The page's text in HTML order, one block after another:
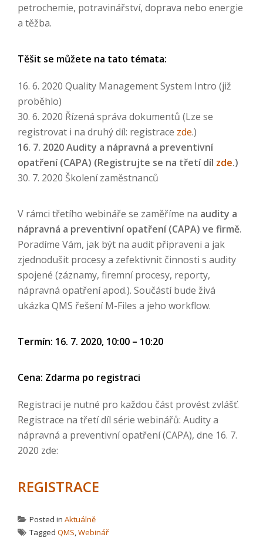
petrochemie, potravinářství, doprava nebo energie
a těžba.
Těšit se můžete na tato témata:
16. 6. 2020 Quality Management System Intro (již
proběhlo)
30. 6. 2020 Řízená správa dokumentů (Lze se
registrovat i na druhý díl: registrace zde.)
16. 7. 2020 Audity a nápravná a preventivní
opatření (CAPA) (Registrujte se na třetí díl zde.)
30. 7. 2020 Školení zaměstnanců
V rámci třetího webináře se zaměříme na audity a
nápravná a preventivní opatření (CAPA) ve firmě.
Poradíme Vám, jak být na audit připraveni a jak
zjednodušit procesy a zefektivnit činnosti s audity
spojené (záznamy, firemní procesy, reporty,
nápravná opatření apod.). Součástí bude živá
ukázka QMS řešení M-Files a jeho workflow.
Termín: 16. 7. 2020, 10:00 – 10:20
Cena: Zdarma po registraci
Registraci je nutné pro každou část provést zvlášť.
Registrace na třetí díl série webinářů: Audity a
nápravná a preventivní opatření (CAPA), dne 16. 7.
2020 zde:
REGISTRACE
Posted in Aktuálně
Tagged QMS,Webinář